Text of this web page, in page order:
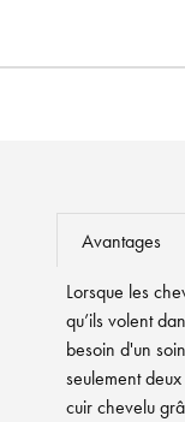
Avantages
Lorsque les
qu’ils volent
besoin d'un
seulement
cuir chevelu